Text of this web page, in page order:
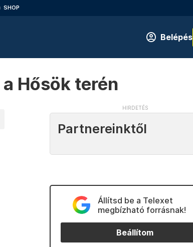
SHOP
Belépés
Hősök terén
Partnereinktől
Állítsd be a Telexet
megbízható forrásnak!
Beállítom